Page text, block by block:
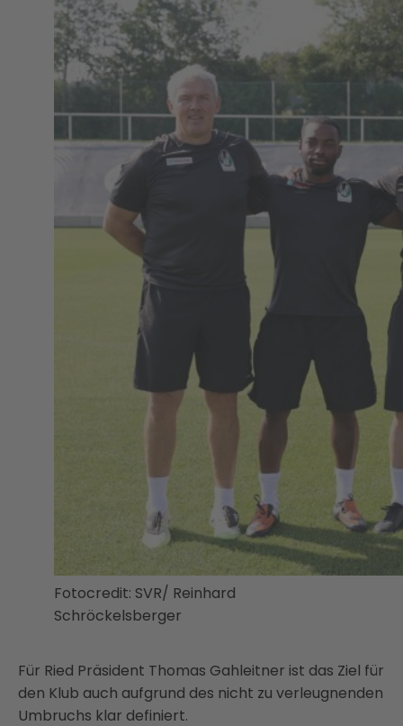
Fotocredit: SVR/ Reinhard
Schröckelsberger
Für Ried Präsident Thomas Gahleitner ist das Ziel für
den Klub auch aufgrund des nicht zu verleugnenden
Umbruchs klar definiert.